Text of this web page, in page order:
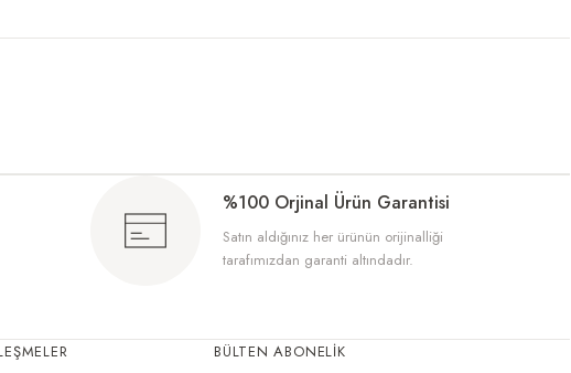
sağladı, üstelik nemlendirici etkisi harika! Güneşteyken endişelenmeden keyif
%100 Orjinal Ürün Garantisi
Satın aldığınız her ürünün orijinalliği
tarafımızdan garanti altındadır.
BÜLTEN ABONELİK